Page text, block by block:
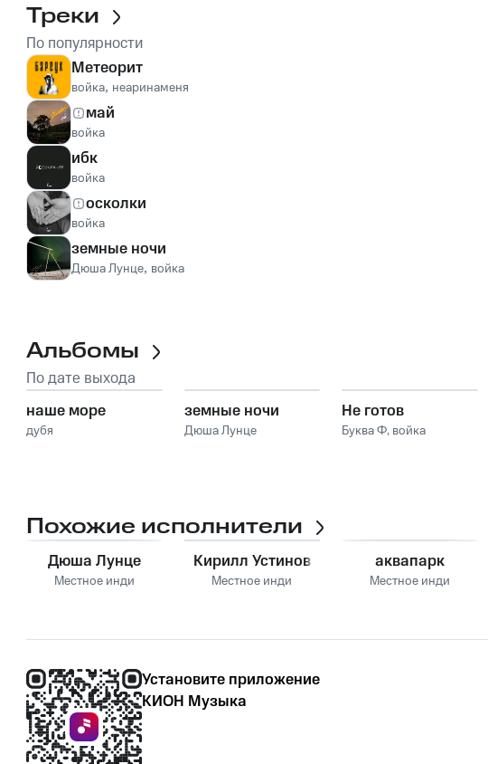
Треки
По популярности
Метеорит
войка, неаринаменя
май
войка
ибк
войка
осколки
войка
земные ночи
Дюша Лунце, войка
Альбомы
По дате выхода
наше море
дубя
земные ночи
Дюша Лунце
Не готов
Буква Ф, войка
Похожие исполнители
Дюша Лунце
Местное инди
Кирилл Устинов
Местное инди
аквапарк
Местное инди
Установите приложение
КИОН Музыка